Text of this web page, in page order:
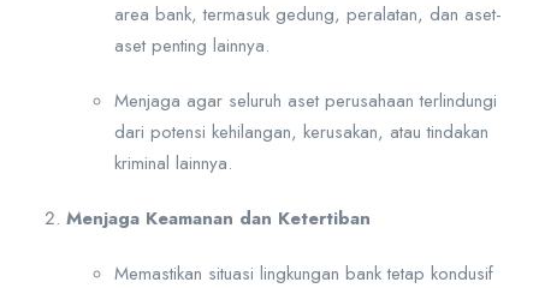
area bank, termasuk gedung, peralatan, dan aset-
aset penting lainnya.
Menjaga agar seluruh aset perusahaan terlindungi
dari potensi kehilangan, kerusakan, atau tindakan
kriminal lainnya.
Menjaga Keamanan dan Ketertiban
Memastikan situasi lingkungan bank tetap kondusif